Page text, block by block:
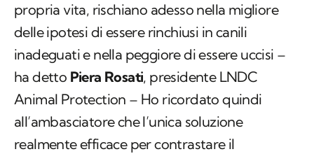
propria vita, rischiano adesso nella migliore
delle ipotesi di essere rinchiusi in canili
inadeguati e nella peggiore di essere uccisi –
ha detto Piera Rosati, presidente LNDC
Animal Protection – Ho ricordato quindi
all’ambasciatore che l’unica soluzione
realmente efficace per contrastare il